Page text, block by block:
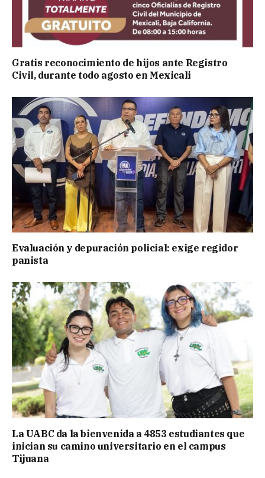
Gratis reconocimiento de hijos ante Registro
Civil, durante todo agosto en Mexicali
Evaluación y depuración policial: exige regidor
panista
La UABC da la bienvenida a 4853 estudiantes que
inician su camino universitario en el campus
Tijuana